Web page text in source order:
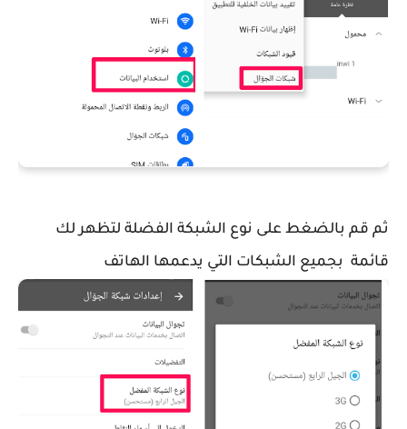
ثم قم بالضغط على نوع الشبكة الفضلة لتظهر لك
قائمة بجميع الشبكات التي يدعمها الهاتف